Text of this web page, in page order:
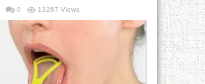
0 13267 Views